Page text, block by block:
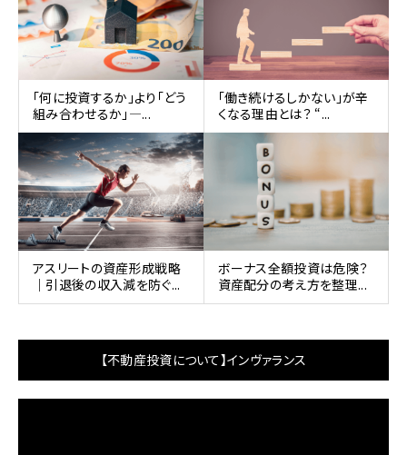
「何に投資するか」より「どう
組み合わせるか」—...
「働き続けるしかない」が辛
くなる理由とは？ “...
アスリートの資産形成戦略
｜引退後の収入減を防ぐ...
ボーナス全額投資は危険？
資産配分の考え方を整理...
【不動産投資について】インヴァランス